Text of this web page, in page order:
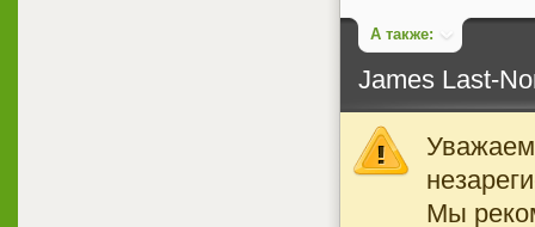
А также:
James Last-
Мы